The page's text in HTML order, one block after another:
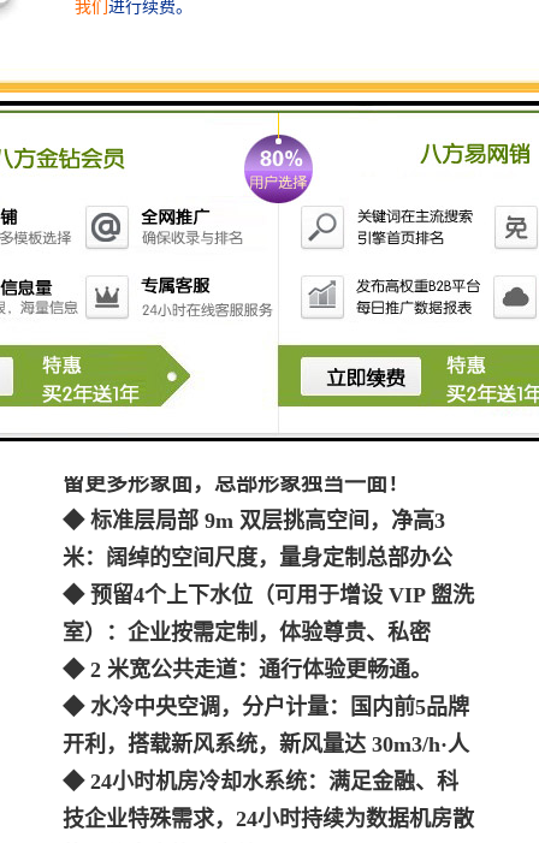
十一大产品亮点，提速办公效率
◆ 标志性的对称双子塔造型:独特的钻石切
割立面，中心对称设计，演绎经典建筑美
学。
塑小品，营造绿色商务缓冲带，平衡工作生
◆首层大堂1280㎡，3层挑空16.2m：奢华大
气，成为展示企业形象“门脸”。
◆ 标准层十字电梯厅设计：为入驻企业预
留更多形象面，总部形象独当一面！
◆ 标准层局部 9m 双层挑高空间，净高3
米：阔绰的空间尺度，量身定制总部办公
◆ 预留4个上下水位（可用于增设 VIP 盥洗
室）：企业按需定制，体验尊贵、私密
◆ 2 米宽公共走道：通行体验更畅通。
◆ 水冷中央空调，分户计量：国内前5品牌
开利，搭载新风系统，新风量达 30m3/h·人
◆ 24小时机房冷却水系统：满足金融、科
技企业特殊需求，24小时持续为数据机房散